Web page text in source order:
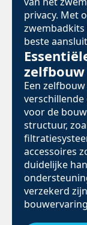
privacy. Met
beste
Een
voor de
structuur,
accessoires
duidelijke
verzekerd